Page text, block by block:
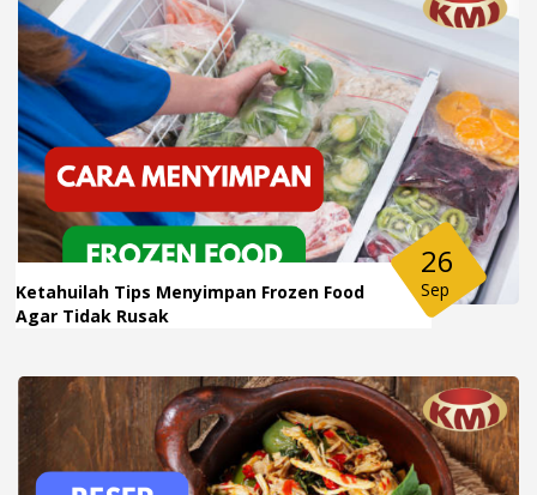
Ketahuilah Tips Menyimpan Frozen Food
Agar Tidak Rusak
26
Sep